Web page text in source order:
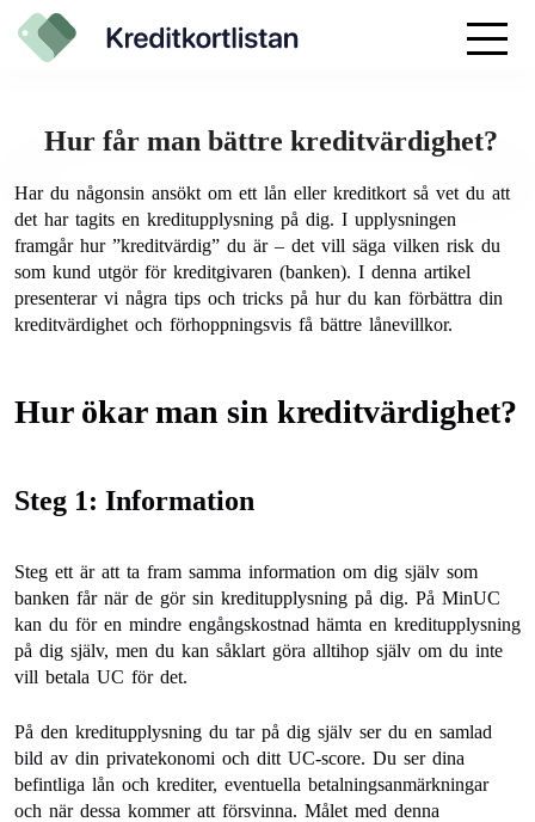
Hur får man bättre kreditvärdighet?
Har du någonsin ansökt om ett lån eller kreditkort så vet du att
det har tagits en kreditupplysning på dig. I upplysningen
framgår hur ”kreditvärdig” du är – det vill säga vilken risk du
som kund utgör för kreditgivaren (banken). I denna artikel
presenterar vi några tips och tricks på hur du kan förbättra din
kreditvärdighet och förhoppningsvis få bättre lånevillkor.
Hur ökar man sin kreditvärdighet?
Steg 1: Information
Steg ett är att ta fram samma information om dig själv som
banken får när de gör sin kreditupplysning på dig. På MinUC
kan du för en mindre engångskostnad hämta en kreditupplysning
på dig själv, men du kan såklart göra alltihop själv om du inte
vill betala UC för det.
På den kreditupplysning du tar på dig själv ser du en samlad
bild av din privatekonomi och ditt UC-score. Du ser dina
befintliga lån och krediter, eventuella betalningsanmärkningar
och när dessa kommer att försvinna. Målet med denna